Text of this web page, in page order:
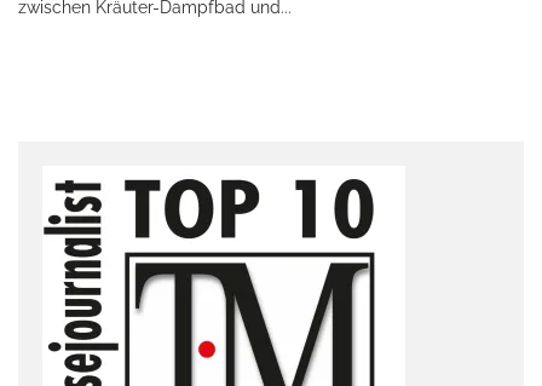
zwischen Kräuter-Dampfbad und...